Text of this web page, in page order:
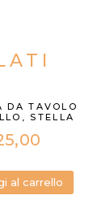
DA TAVOLO
STELLA
al carrello